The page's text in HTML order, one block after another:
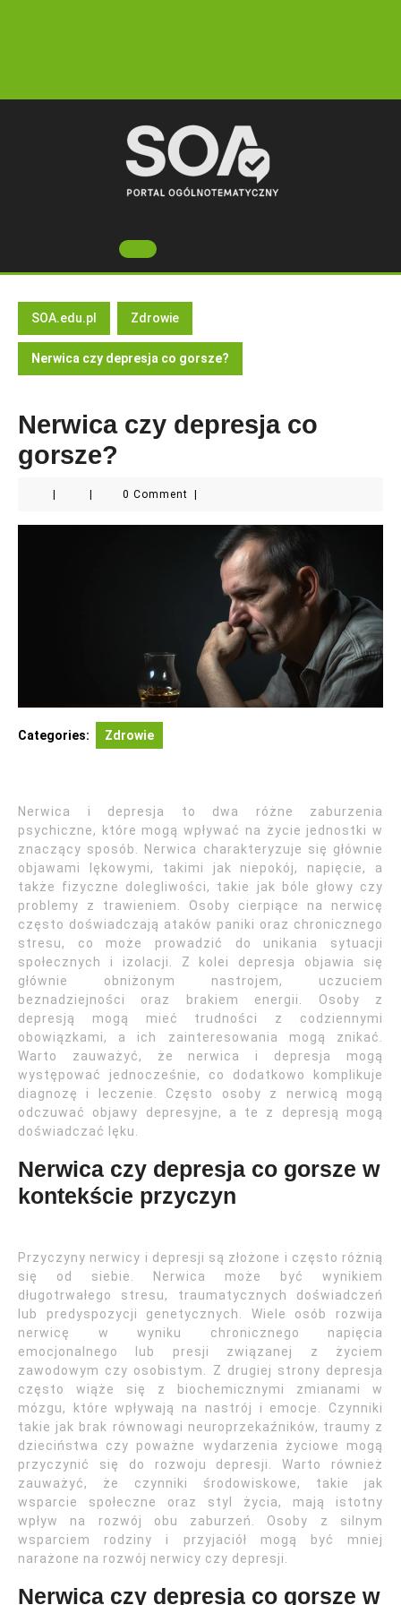
Open
Button
SOA.edu.pl Zdrowie
Nerwica czy depresja co gorsze?
Nerwica czy depresja co
gorsze?
0 Comment
Categories: Zdrowie
Nerwica i depresja to dwa różne zaburzenia
psychiczne, które mogą wpływać na życie jednostki w
znaczący sposób. Nerwica charakteryzuje się głównie
objawami lękowymi, takimi jak niepokój, napięcie, a
także fizyczne dolegliwości, takie jak bóle głowy czy
problemy z trawieniem. Osoby cierpiące na nerwicę
często doświadczają ataków paniki oraz chronicznego
stresu, co może prowadzić do unikania sytuacji
społecznych i izolacji. Z kolei depresja objawia się
głównie obniżonym nastrojem, uczuciem
beznadziejności oraz brakiem energii. Osoby z
depresją mogą mieć trudności z codziennymi
obowiązkami, a ich zainteresowania mogą znikać.
Warto zauważyć, że nerwica i depresja mogą
występować jednocześnie, co dodatkowo komplikuje
diagnozę i leczenie. Często osoby z nerwicą mogą
odczuwać objawy depresyjne, a te z depresją mogą
doświadczać lęku.
Nerwica czy depresja co gorsze w
kontekście przyczyn
Przyczyny nerwicy i depresji są złożone i często różnią
się od siebie. Nerwica może być wynikiem
długotrwałego stresu, traumatycznych doświadczeń
lub predyspozycji genetycznych. Wiele osób rozwija
nerwicę w wyniku chronicznego napięcia
emocjonalnego lub presji związanej z życiem
zawodowym czy osobistym. Z drugiej strony depresja
często wiąże się z biochemicznymi zmianami w
mózgu, które wpływają na nastrój i emocje. Czynniki
takie jak brak równowagi neuroprzekaźników, traumy z
dzieciństwa czy poważne wydarzenia życiowe mogą
przyczynić się do rozwoju depresji. Warto również
zauważyć, że czynniki środowiskowe, takie jak
wsparcie społeczne oraz styl życia, mają istotny
wpływ na rozwój obu zaburzeń. Osoby z silnym
wsparciem rodziny i przyjaciół mogą być mniej
narażone na rozwój nerwicy czy depresji.
Nerwica czy depresja co gorsze w